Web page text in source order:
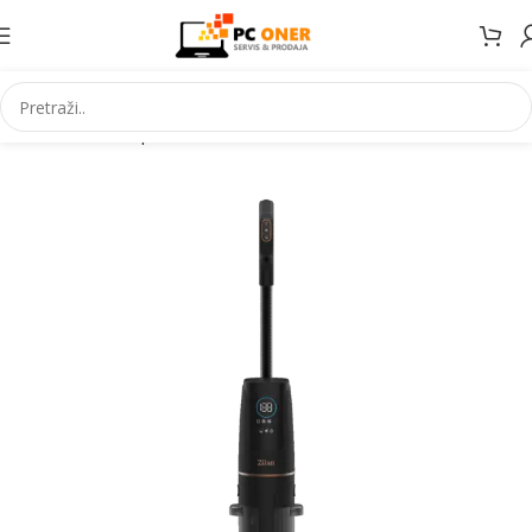
Početna Smartphones Accessories